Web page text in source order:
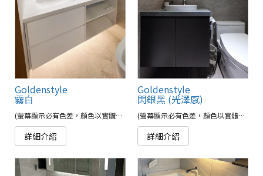
Goldenstyle
霧白
(螢幕顯示必有色差，顏色以實體為準)
詳細介紹
Goldenstyle
閃銀黑 (光澤感)
(螢幕顯示必有色差，顏色以實體為準)
詳細介紹